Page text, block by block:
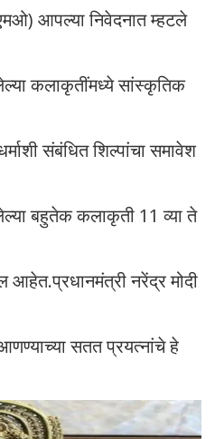
आपल्या निवेदनात म्हटले
कलाकृतींमध्ये सांस्कृतिक
संबंधित शिल्पांचा समावेश
बहुतेक कलाकृती 11 व्या ते
आहेत.प्रधानमंत्री नरेंद्र मोदी
सतत प्रयत्नांचे हे